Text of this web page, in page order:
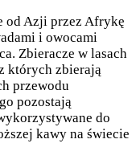
od Azji przez Afrykę
i owocami
Zbieracze w lasach
których zbierają
przewodu
pozostają
do
kawy na świecie